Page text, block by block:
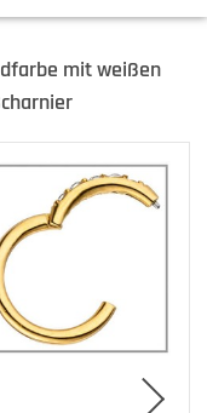
mit weißen